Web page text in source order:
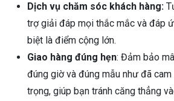
Dịch vụ chăm sóc khách hàng:
trợ giải đáp mọi thắc mắc và đáp
biệt là điểm cộng lớn.
Giao hàng đúng hẹn: Đảm bảo
đúng giờ và đúng mẫu như đã
trọng, giúp bạn tránh căng thẳng